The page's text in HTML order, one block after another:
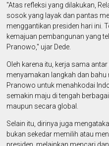
"Atas refleksi yang dilakukan,
sosok yang layak dan pantas
menggantikan presiden hari ini.
kemajuan pembangunan yang
Pranowo," ujar Dede.
Oleh karena itu, kerja sama
menyamakan langkah dan
Pranowo untuk menahkodai
semakin maju di tengah
maupun secara global.
Selain itu, dirinya juga
bukan sekedar memilih atau